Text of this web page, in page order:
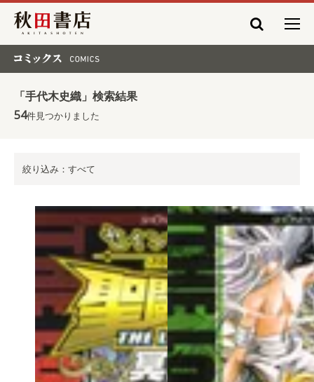
秋田書店
「手代木史織」検索結果
54件見つかりました
絞り込み：すべて